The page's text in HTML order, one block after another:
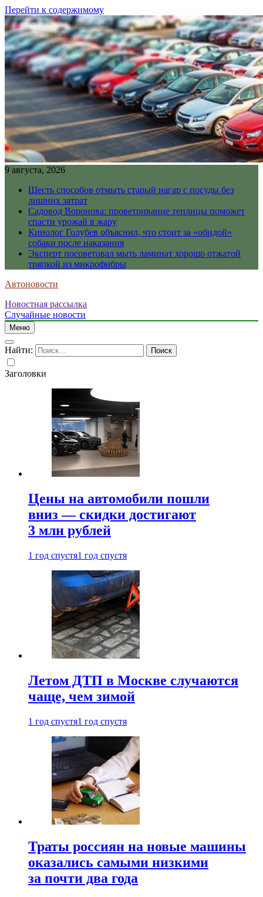
Перейти к содержимому
9 августа, 2026
Шесть способов отмыть старый нагар с посуды без
лишних затрат
Садовод Воронова: проветривание теплицы поможет
спасти урожай в жару
Кинолог Голубев объяснил, что стоит за «обидой»
собаки после наказания
Эксперт посоветовал мыть ламинат хорошо отжатой
тряпкой из микрофибры
Автоновости
Новостная рассылка
Случайные новости
Меню
Найти:
Заголовки
Цены на автомобили пошли
вниз — скидки достигают
3 млн рублей
1 год спустя1 год спустя
Летом ДТП в Москве случаются
чаще, чем зимой
1 год спустя1 год спустя
Траты россиян на новые машины
оказались самыми низкими
за почти два года